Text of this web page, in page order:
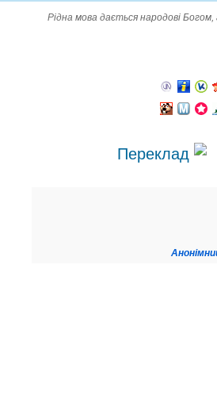
Рідна мова дається народові Богом,
Переклад